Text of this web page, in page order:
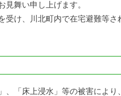
舞い申し上げます。
受け、川北町内で在宅避難等さ
、「床上浸水」等の被害により